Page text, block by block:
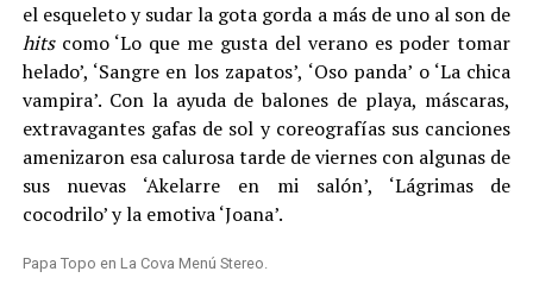
el esqueleto y sudar la gota gorda a más de uno al son de
hitscomo ‘Lo que me gusta del verano es poder tomar
helado’, ‘Sangre en los zapatos’, ‘Oso panda’ o ‘La chica
vampira’. Con la ayuda de balones de playa, máscaras,
extravagantes gafas de sol y coreografías sus canciones
amenizaron esa calurosa tarde de viernes con algunas de
sus nuevas ‘Akelarre en mi salón’, ‘Lágrimas de
cocodrilo’ y la emotiva ‘Joana’.
Papa Topo en La Cova Menú Stereo.